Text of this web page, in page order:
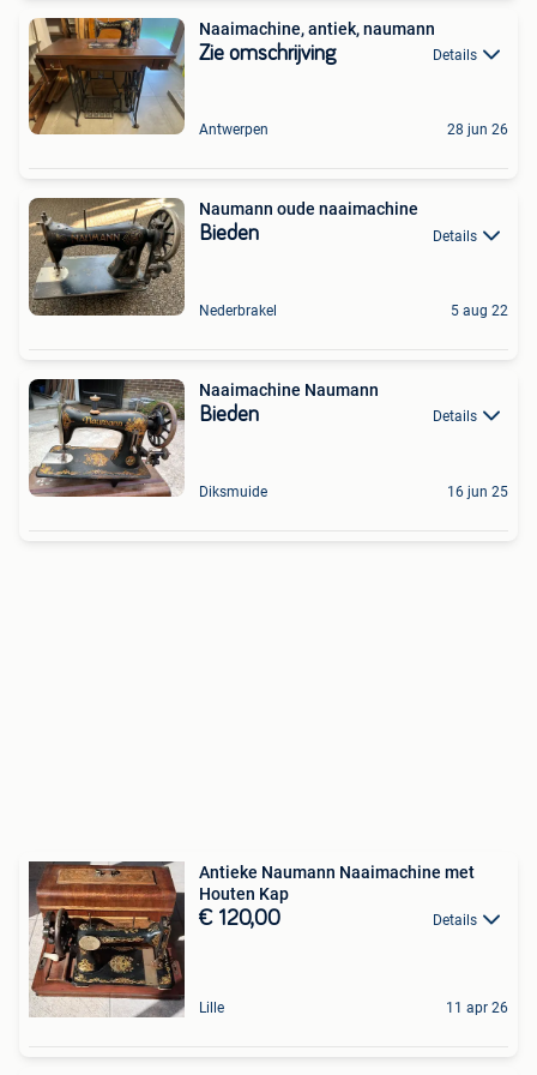
Naaimachine, antiek, naumann
Zie omschrijving Details
Antwerpen 28 jun 26
Naumann oude naaimachine
Bieden Details
Nederbrakel 5 aug 22
Naaimachine Naumann
Bieden Details
Diksmuide 16 jun 25
Antieke Naumann Naaimachine met
Houten Kap
€ 120,00 Details
Lille 11 apr 26